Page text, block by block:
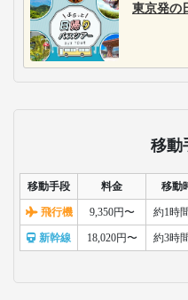
東京発の
移動
移動手段 料金 移動
飛行機 9,350円〜 約1時
新幹線 18,020円〜 約3時